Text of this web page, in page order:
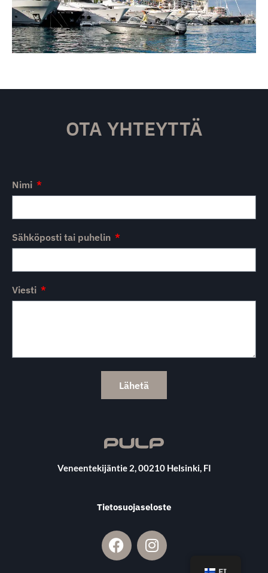
OTA YHTEYTTÄ
Nimi
Sähköposti tai puhelin
Viesti
Lähetä
Veneentekijäntie 2, 00210 Helsinki, FI
Tietosuojaseloste